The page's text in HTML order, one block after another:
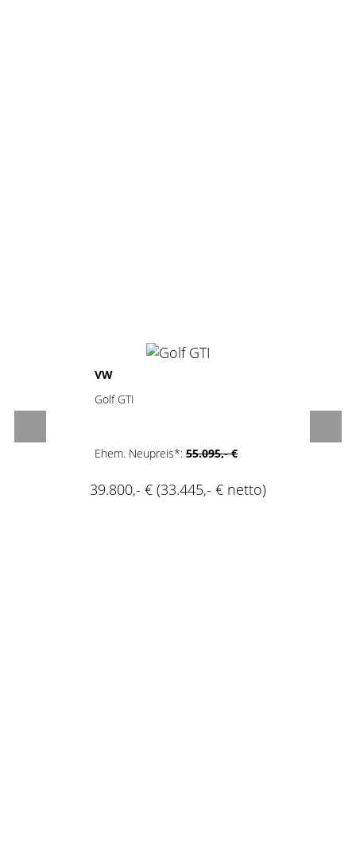
VW
Golf GTI
Ehem. Neupreis*: 55.095,- €
39.800,- € (33.445,- € netto)